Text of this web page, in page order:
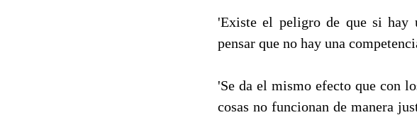
'Existe el peligro de que si hay
pensar que no hay una
'Se da el mismo efecto que con
cosas no funcionan de manera